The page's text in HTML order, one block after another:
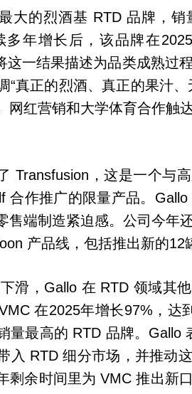
大的烈酒基 RTD 品牌，销
多年增长后，该品牌在
这一结果描述为品类成熟过
“真正的烈酒、真正的果汁、
网红营销和大学体育合作触
Transfusion，这是一个与
合作推广的限量产品。
售端制造紧迫感。公司今年
产品线，包括推出新的12
滑，Gallo 在 RTD 领域其
在2025年增长97%，达
量最高的 RTD 品牌。Gallo
入 RTD 细分市场，并推动
剩余时间里为 VMC 推出新